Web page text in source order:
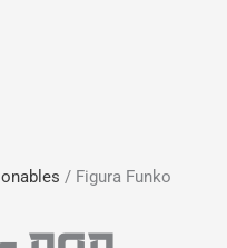
/ Figura Funko